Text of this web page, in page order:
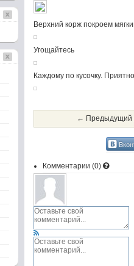
Верхний корж покроем
Угощайтесь
Каждому по кусочку.
← Предыдущий
Комментарии (0)